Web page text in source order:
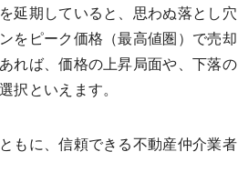
延期していると、思わぬ落とし穴
をピーク価格（最高値圏）で売却
れば、価格の上昇局面や、下落の
といえます。
もに、信頼できる不動産仲介業者